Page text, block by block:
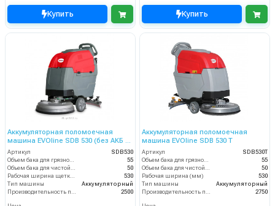
Купить Купить
Аккумуляторная поломоечная
машина EVOline SDB 530 (без АКБ и
ЗУ)
Артикул
SDB530
55
50
530
Тип машины
Аккумуляторный
2500
Аккумуляторная поломоечная
машина EVOline SDB 530 Т
Артикул
SDB530T
55
50
Рабочая ширина (мм)
530
Тип машины
Аккумуляторный
2750